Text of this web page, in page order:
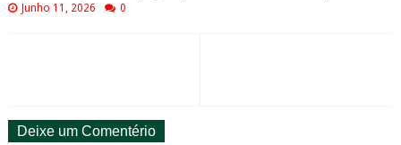
Junho 11, 2026 0
Deixe um Comentério